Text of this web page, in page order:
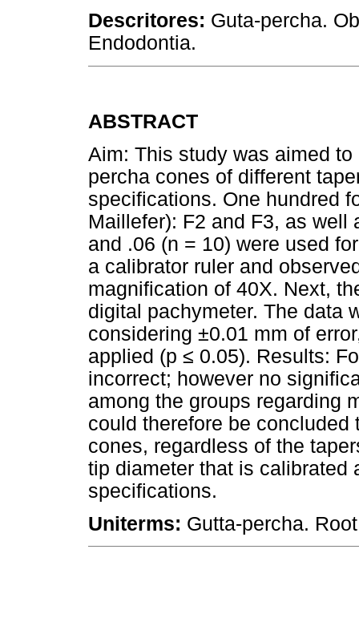
Descritores: Guta-percha.
Endodontia.
ABSTRACT
Aim: This study was aimed
percha cones of different
specifications. One hundred
Maillefer): F2 and F3, as well
and .06 (n = 10) were used
a calibrator ruler and
magnification of 40X. Next,
digital pachymeter. The data
considering ±0.01 mm of
applied (p ≤ 0.05). Results:
incorrect; however no
among the groups regarding
could therefore be
cones, regardless of the
tip diameter that is calibrated
specifications.
Uniterms: Gutta-percha.